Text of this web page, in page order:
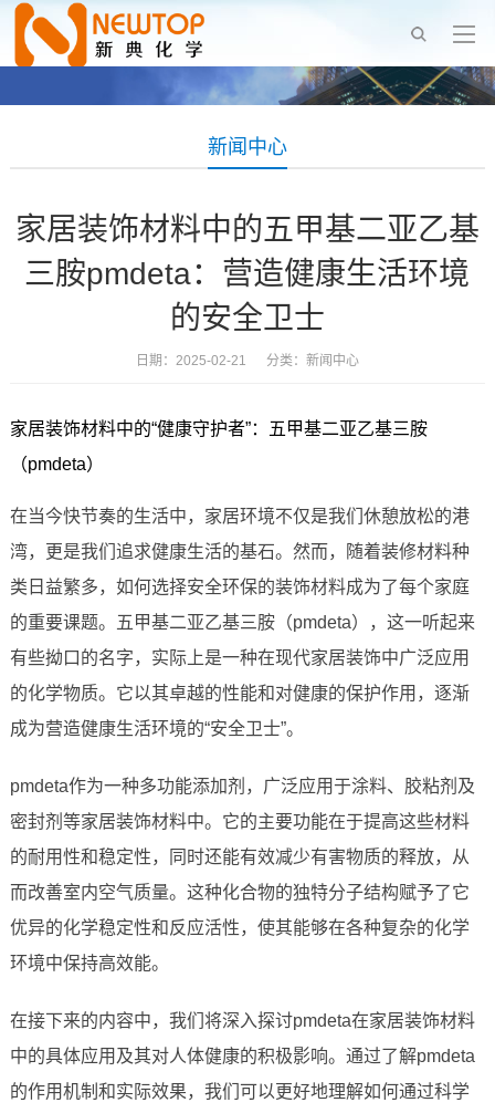
新闻中心
家居装饰材料中的五甲基二亚乙基
三胺pmdeta：营造健康生活环境
的安全卫士
日期：2025-02-21 分类： 新闻中心
家居装饰材料中的“健康守护者”：五甲基二亚乙基三胺
（pmdeta）
在当今快节奏的生活中，家居环境不仅是我们休憩放松的港
湾，更是我们追求健康生活的基石。然而，随着装修材料种
类日益繁多，如何选择安全环保的装饰材料成为了每个家庭
的重要课题。五甲基二亚乙基三胺（pmdeta），这一听起来
有些拗口的名字，实际上是一种在现代家居装饰中广泛应用
的化学物质。它以其卓越的性能和对健康的保护作用，逐渐
成为营造健康生活环境的“安全卫士”。
pmdeta作为一种多功能添加剂，广泛应用于涂料、胶粘剂及
密封剂等家居装饰材料中。它的主要功能在于提高这些材料
的耐用性和稳定性，同时还能有效减少有害物质的释放，从
而改善室内空气质量。这种化合物的独特分子结构赋予了它
优异的化学稳定性和反应活性，使其能够在各种复杂的化学
环境中保持高效能。
在接下来的内容中，我们将深入探讨pmdeta在家居装饰材料
中的具体应用及其对人体健康的积极影响。通过了解pmdeta
的作用机制和实际效果，我们可以更好地理解如何通过科学